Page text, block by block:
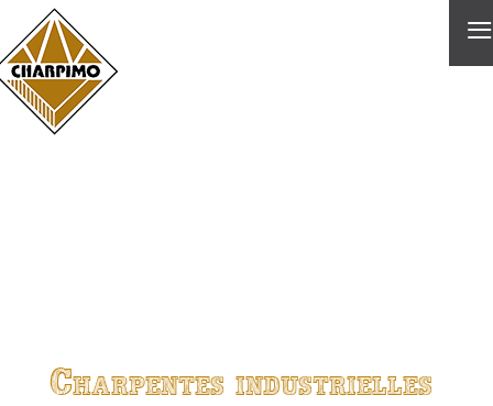
≡
Charpentes industrielles